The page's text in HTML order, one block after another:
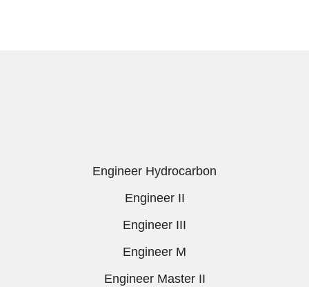
Engineer Hydrocarbon
Engineer II
Engineer III
Engineer M
Engineer Master II